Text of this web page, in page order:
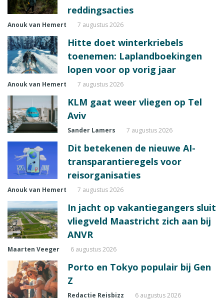
reddingsacties
Anouk van Hemert 7 augustus 2026
Hitte doet winterkriebels
toenemen: Laplandboekingen
lopen voor op vorig jaar
Anouk van Hemert 7 augustus 2026
KLM gaat weer vliegen op Tel
Aviv
Sander Lamers 7 augustus 2026
Dit betekenen de nieuwe AI-
transparantieregels voor
reisorganisaties
Anouk van Hemert 7 augustus 2026
In jacht op vakantiegangers sluit
vliegveld Maastricht zich aan bij
ANVR
Maarten Veeger 6 augustus 2026
Porto en Tokyo populair bij Gen
Z
Redactie Reisbizz 6 augustus 2026